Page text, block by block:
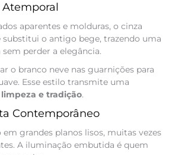
Atemporal
aparentes e molduras, o cinza
substitui o antigo bege, trazendo uma
perder a elegância.
o branco neve nas guarnições para
Esse estilo transmite uma
e tradição.
Contemporâneo
em grandes planos lisos, muitas vezes
A iluminação embutida é quem